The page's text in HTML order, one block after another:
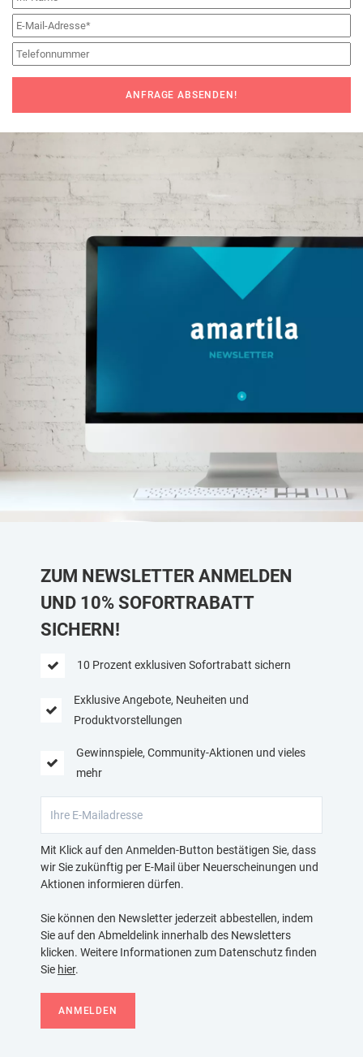
ANFRAGE ABSENDEN!
ZUM NEWSLETTER ANMELDEN
UND 10% SOFORTRABATT
SICHERN!
10 Prozent exklusiven Sofortrabatt sichern
Exklusive Angebote, Neuheiten und
Produktvorstellungen
Gewinnspiele, Community-Aktionen und vieles
mehr
Mit Klick auf den Anmelden-Button bestätigen Sie, dass
wir Sie zukünftig per E-Mail über Neuerscheinungen und
Aktionen informieren dürfen.
Sie können den Newsletter jederzeit abbestellen, indem
Sie auf den Abmeldelink innerhalb des Newsletters
klicken. Weitere Informationen zum Datenschutz finden
Sie hier.
ANMELDEN